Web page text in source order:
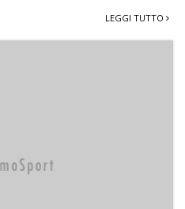
LEGGI TUTTO